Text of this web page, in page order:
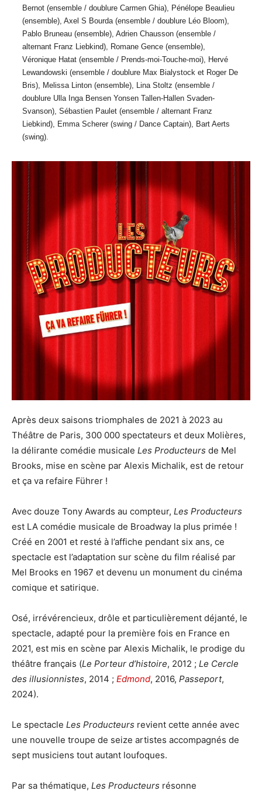
Bernot (ensemble / doublure Carmen Ghia), Pénélope Beaulieu
(ensemble), Axel S Bourda (ensemble / doublure Léo Bloom),
Pablo Bruneau (ensemble), Adrien Chausson (ensemble /
alternant Franz Liebkind), Romane Gence (ensemble),
Véronique Hatat (ensemble / Prends-moi-Touche-moi), Hervé
Lewandowski (ensemble / doublure Max Bialystock et Roger De
Bris), Melissa Linton (ensemble), Lina Stoltz (ensemble /
doublure Ulla Inga Bensen Yonsen Tallen-Hallen Svaden-
Svanson), Sébastien Paulet (ensemble / alternant Franz
Liebkind), Emma Scherer (swing / Dance Captain), Bart Aerts
(swing).
Après deux saisons triomphales de 2021 à 2023 au
Théâtre de Paris, 300 000 spectateurs et deux Molières,
la délirante comédie musicale Les Producteurs de Mel
Brooks, mise en scène par Alexis Michalik, est de retour
et ça va refaire Führer !
Avec douze Tony Awards au compteur, Les Producteurs
est LA comédie musicale de Broadway la plus primée !
Créé en 2001 et resté à l’affiche pendant six ans, ce
spectacle est l’adaptation sur scène du film réalisé par
Mel Brooks en 1967 et devenu un monument du cinéma
comique et satirique.
Osé, irrévérencieux, drôle et particulièrement déjanté, le
spectacle, adapté pour la première fois en France en
2021, est mis en scène par Alexis Michalik, le prodige du
théâtre français (Le Porteur d’histoire, 2012 ; Le Cercle
des illusionnistes, 2014 ; Edmond, 2016, Passeport,
2024).
Le spectacle Les Producteurs revient cette année avec
une nouvelle troupe de seize artistes accompagnés de
sept musiciens tout autant loufoques.
Par sa thématique, Les Producteurs résonne